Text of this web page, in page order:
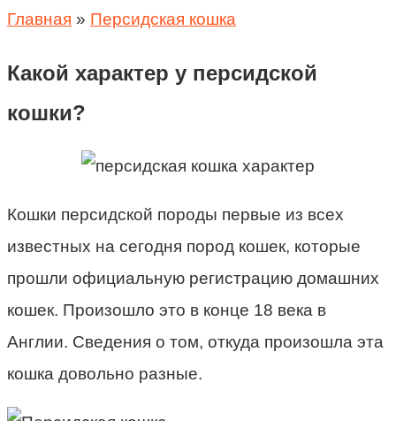
Главная » Персидская кошка
Какой характер у персидской
кошки?
Кошки персидской породы первые из всех
известных на сегодня пород кошек, которые
прошли официальную регистрацию домашних
кошек. Произошло это в конце 18 века в
Англии. Сведения о том, откуда произошла эта
кошка довольно разные.